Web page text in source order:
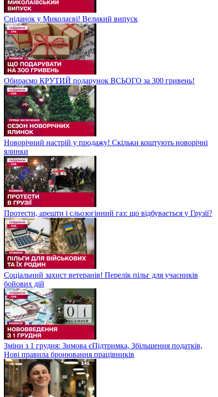
Сніданок у Миколаєві! Великий випуск
Обираємо КРУТИЙ подарунок ВСЬОГО за 300 гривень!
Новорічний настрій у продажу! Скільки коштують новорічні
ялинки
Протести, арешти і сльозогінний газ: що відбувається у Грузії?
Соціальний захист ветеранів! Перелік пільг для учасників
бойових дій
Зміни з 1 грудня: Зимова єПідтримка, Збільшення податків,
Нові правила бронювання працівників